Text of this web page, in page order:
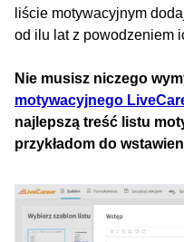
liście motywacyjnym
od ilu lat z powodzeniem
Nie musisz niczego
motywacyjnego
najlepszą treść listu
przykładom do